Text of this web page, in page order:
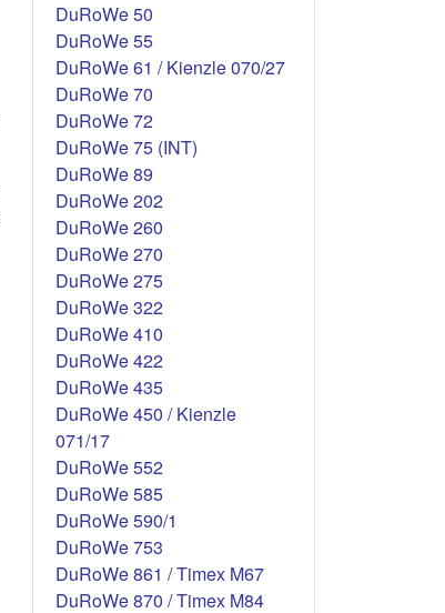
DuRoWe 50
DuRoWe 55
DuRoWe 61 / Kienzle 070/27
DuRoWe 70
DuRoWe 72
DuRoWe 75 (INT)
DuRoWe 89
DuRoWe 202
DuRoWe 260
DuRoWe 270
DuRoWe 275
DuRoWe 322
DuRoWe 410
DuRoWe 422
DuRoWe 435
DuRoWe 450 / Kienzle
071/17
DuRoWe 552
DuRoWe 585
DuRoWe 590/1
DuRoWe 753
DuRoWe 861 / Timex M67
DuRoWe 870 / Timex M84